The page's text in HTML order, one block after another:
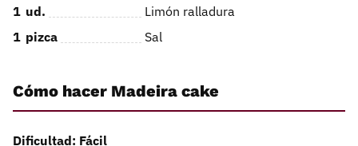
1 ud.
Limón ralladura
1 pizca Sal
Cómo hacer Madeira cake
Dificultad: Fácil